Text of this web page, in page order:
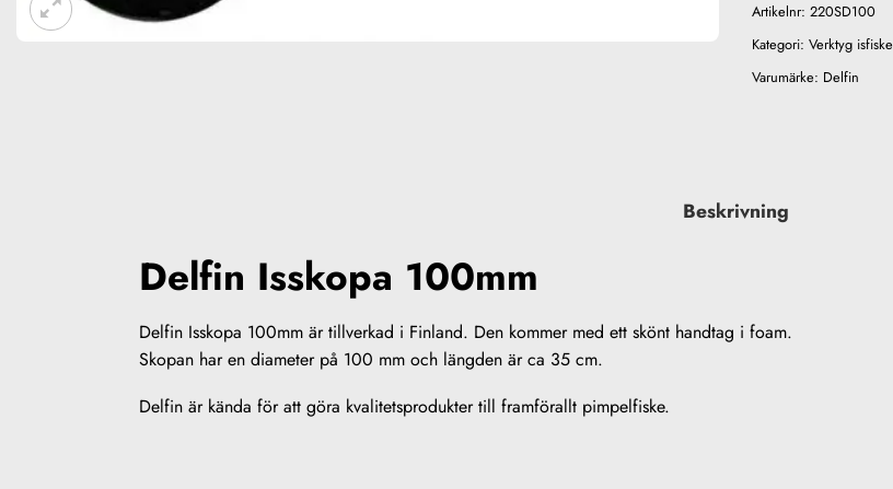
Artikelnr: 220SD100
Kategori: Verktyg isfiske
Varumärke: Delfin
Beskrivning
Delfin Isskopa 100mm
Delfin Isskopa 100mm är tillverkad i Finland. Den kommer med ett skönt handtag i foam.
Skopan har en diameter på 100 mm och längden är ca 35 cm.
Delfin är kända för att göra kvalitetsprodukter till framförallt pimpelfiske.